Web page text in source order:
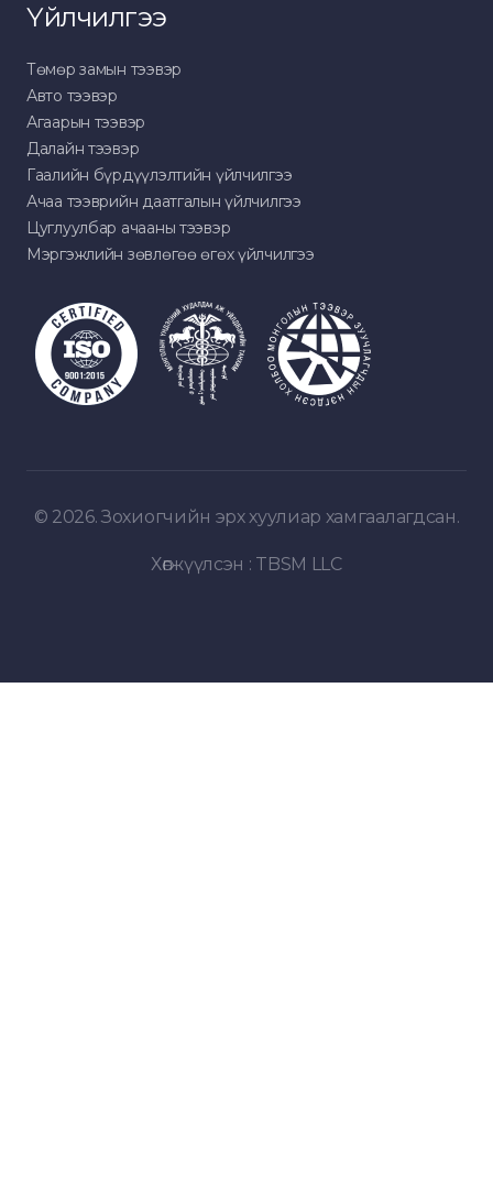
Үйлчилгээ
Төмөр замын тээвэр
Авто тээвэр
Агаарын тээвэр
Далайн тээвэр
Гаалийн бүрдүүлэлтийн үйлчилгээ
Ачаа тээврийн даатгалын үйлчилгээ
Цуглуулбар ачааны тээвэр
Мэргэжлийн зөвлөгөө өгөх үйлчилгээ
© 2026. Зохиогчийн эрх хуулиар хамгаалагдсан.
Хөгжүүлсэн : TBSM LLC